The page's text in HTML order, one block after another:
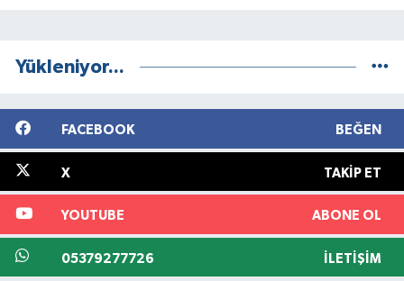
Yükleniyor...
FACEBOOK BEĞEN
X TAKIP ET
YOUTUBE ABONE OL
05379277726 İLETIŞIM